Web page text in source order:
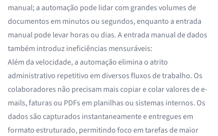
manual; a automação pode lidar com grandes volumes de
documentos em minutos ou segundos, enquanto a entrada
manual pode levar horas ou dias. A entrada manual de dados
também introduz ineficiências mensuráveis:
Além da velocidade, a automação elimina o atrito
administrativo repetitivo em diversos fluxos de trabalho. Os
colaboradores não precisam mais copiar e colar valores de e-
mails, faturas ou PDFs em planilhas ou sistemas internos. Os
dados são capturados instantaneamente e entregues em
formato estruturado, permitindo foco em tarefas de maior